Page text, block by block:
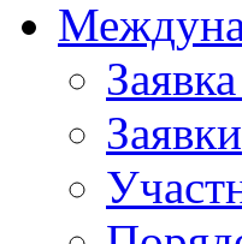
Заявки